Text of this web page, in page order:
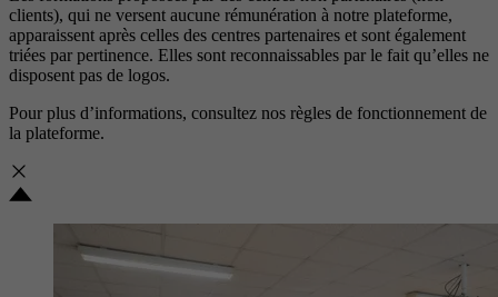
clients), qui ne versent aucune rémunération à notre plateforme,
apparaissent après celles des centres partenaires et sont également
triées par pertinence. Elles sont reconnaissables par le fait qu’elles ne
disposent pas de logos.
Pour plus d’informations, consultez nos règles de fonctionnement de
la plateforme.